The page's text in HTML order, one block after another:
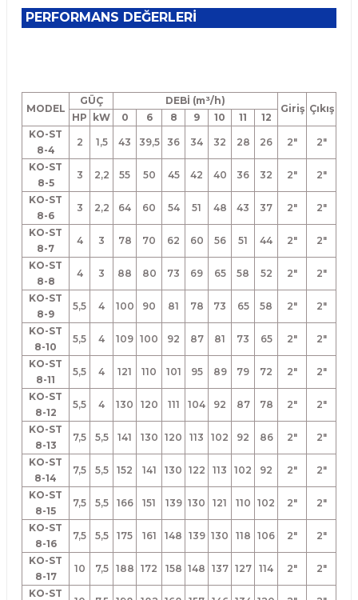
PERFORMANS DEĞERLERİ
MODEL
GÜÇ DEBİ (m³/h)
Giriş Çıkış
HP kW 0 6 8 9 10 11
12
KO-ST
8-4
2 1,5 43 39,5 36 34 32 28 26 2" 2"
KO-ST
8-5
3 2,2 55 50 45 42 40 36 32 2" 2"
KO-ST
8-6
3 2,2 64 60 54 51 48 43 37 2" 2"
KO-ST
8-7
4 3 78 70 62 60 56 51 44 2" 2"
KO-ST
8-8
4 3 88 80 73 69 65 58 52 2" 2"
KO-ST
8-9
5,5 4 100 90 81 78 73 65 58 2" 2"
KO-ST
8-10
5,5 4 109 100 92 87 81 73 65 2" 2"
KO-ST
8-11
5,5 4 121 110 101 95 89 79 72 2" 2"
KO-ST
8-12
5,5 4 130 120 111 104 92 87 78 2" 2"
KO-ST
8-13
7,5 5,5 141 130 120 113 102 92 86 2" 2"
KO-ST
8-14
7,5 5,5 152 141 130 122 113 102 92 2" 2"
KO-ST
8-15
7,5 5,5 166 151 139 130 121 110 102 2" 2"
KO-ST
8-16
7,5 5,5 175 161 148 139 130 118 106 2" 2"
KO-ST
8-17
10 7,5 188 172 158 148 137 127 114 2" 2"
KO-ST